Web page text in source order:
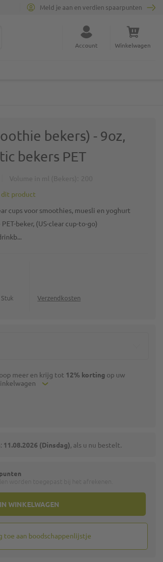
Meld je aan en verdien spaarpunten
Account Winkelwagen
bekers) - 9oz,
bekers PET
dit product
cups voor smoothies, muesli en yoghurt
beker, (US-clear cup-to-go)
Verzendkosten
meer en krijg tot 12% korting op uw
IN WINKELWAGEN
11.08.2026 (Dinsdag) , als u nu bestelt.
toe aan boodschappenlijstje